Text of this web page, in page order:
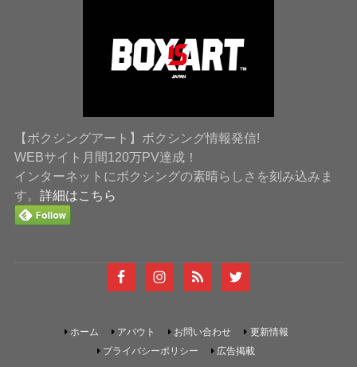
【ボクシングアート】ボクシング情報発信!
WEBサイト月間120万PV達成！
インターネットにボクシングの素晴らしさを刻み込みま
す。 詳細はこちら
ホーム アバウト お問い合わせ
更新情報
プライバシーポリシー
広告掲載